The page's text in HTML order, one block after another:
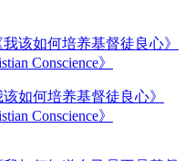
如何培养基督徒良心》
Conscience》